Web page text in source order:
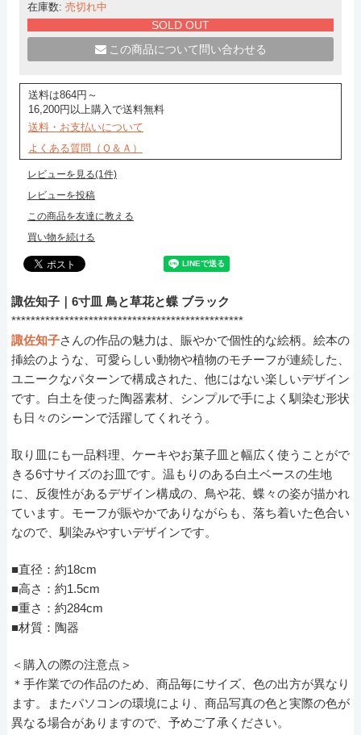
在庫数: 売切れ中
SOLD OUT
この商品について問い合わせる
送料は864円～
16,200円以上購入で送料無料
送料・お支払いについて
よくある質問（Ｑ＆Ａ）
レビューを見る(1件)
レビューを投稿
この商品を友達に教える
買い物を続ける
諏佐知子｜6寸皿 鳥と草花と蝶 ブラック
************************************************
諏佐知子さんの作品の魅力は、賑やかで個性的な絵柄。絵本の
挿絵のような、可愛らしい動物や植物のモチーフが連続した、
ユニークなパターンで構成された、他にはない楽しいデザイン
です。白土を使った陶器素材、シンプルで手によく馴染む形状
も日々のシーンで活躍してくれそう。
取り皿にも一品料理、ケーキやお菓子皿と幅広く使うことがで
きる6寸サイズのお皿です。温もりのある白土ベースの生地
に、反復性があるデザイン構成の、鳥や花、蝶々の姿が描かれ
ています。モーフが賑やかでありながらも、落ち着いた色合い
なので、馴染みやすいデザインです。
■直径：約18cm
■高さ：約1.5cm
■重さ：約284cm
■材質：陶器
＜購入の際の注意点＞
＊手作業での作品のため、商品毎にサイズ、色の出方が異なり
ます。またパソコンの環境により、商品写真の色と実際の色が
異なる場合がありますので、予めご了承ください。